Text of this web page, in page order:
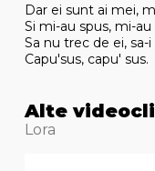
Dar ei sunt ai mei,
Si mi-au spus, mi-
Sa nu trec de ei, sa-
Capu'sus, capu' sus.
Alte
Lora